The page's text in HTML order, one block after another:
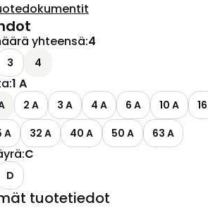
yhteensä:4
3 4
:1 A
2 A 3 A 4 A 6 A 10 A
A 32 A 40 A 50 A 63 A
:C
olevat vaihtoehdot
D
tuotetiedot